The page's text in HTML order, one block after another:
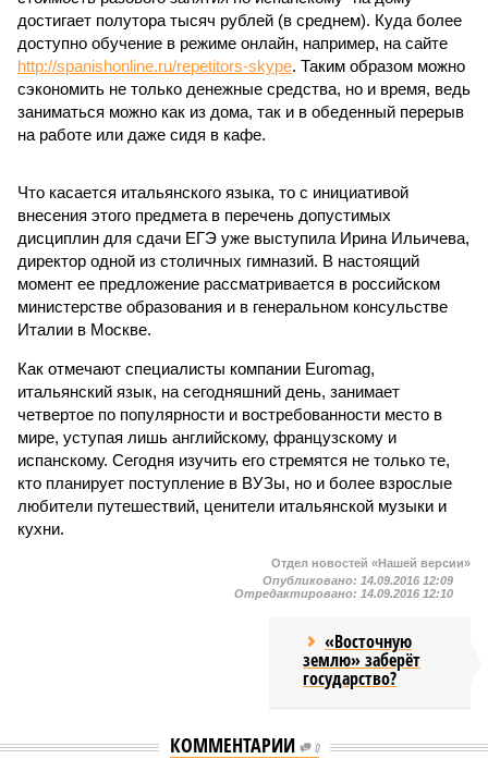
достигает полутора тысяч рублей (в среднем). Куда более
доступно обучение в режиме онлайн, например, на сайте
http://spanishonline.ru/repetitors-skype. Таким образом можно
сэкономить не только денежные средства, но и время, ведь
заниматься можно как из дома, так и в обеденный перерыв
на работе или даже сидя в кафе.
Что касается итальянского языка, то с инициативой
внесения этого предмета в перечень допустимых
дисциплин для сдачи ЕГЭ уже выступила Ирина Ильичева,
директор одной из столичных гимназий. В настоящий
момент ее предложение рассматривается в российском
министерстве образования и в генеральном консульстве
Италии в Москве.
Как отмечают специалисты компании Euromag,
итальянский язык, на сегодняшний день, занимает
четвертое по популярности и востребованности место в
мире, уступая лишь английскому, французскому и
испанскому. Сегодня изучить его стремятся не только те,
кто планирует поступление в ВУЗы, но и более взрослые
любители путешествий, ценители итальянской музыки и
кухни.
Отдел новостей «Нашей версии»
Опубликовано: 14.09.2016 12:09
Отредактировано: 14.09.2016 12:10
«Восточную
землю» заберёт
государство?
КОММЕНТАРИИ 0